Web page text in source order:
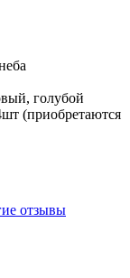
голубой
(приобретаются
отзывы